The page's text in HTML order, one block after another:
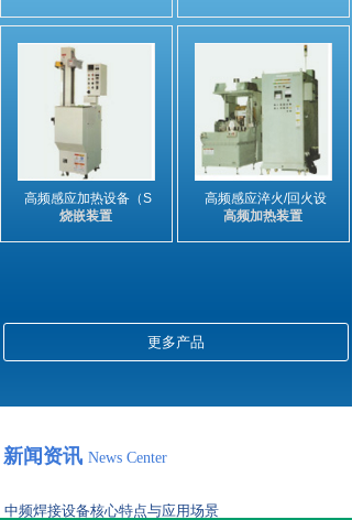
高频感应加热设备（S
烧嵌装置
高频感应淬火/回火设
高频加热装置
更多产品
新闻资讯 News Center
中频焊接设备核心特点与应用场景